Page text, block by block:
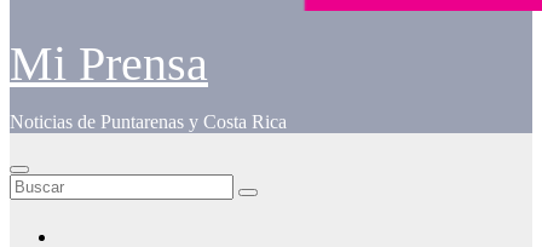
Mi Prensa
Noticias de Puntarenas y Costa Rica